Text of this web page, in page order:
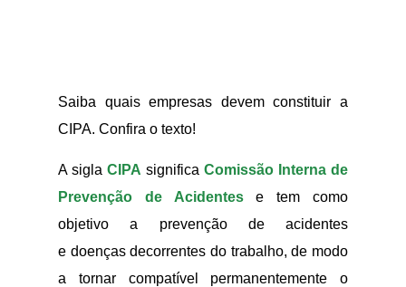
Saiba quais empresas devem constituir a
CIPA. Confira o texto!
A sigla CIPA significa Comissão Interna de
Prevenção de Acidentese tem como
objetivo a prevenção de acidentes
e doenças decorrentes do trabalho, de modo
a tornar compatível permanentemente o